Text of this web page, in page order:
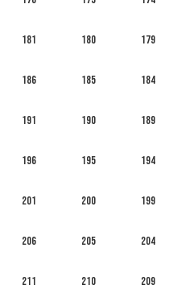
179
180
181
184
185
186
189
190
191
194
195
196
199
200
201
204
205
206
209
210
211